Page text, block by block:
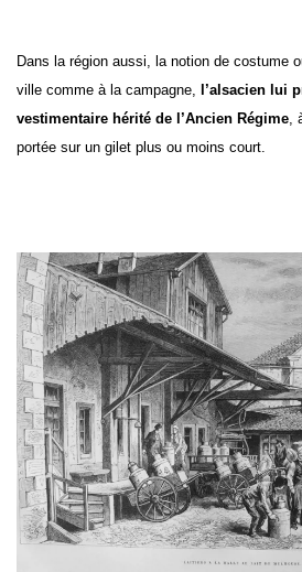
Dans la région aussi, la notion de costume
ville comme à la campagne, l’alsacien lui
vestimentaire hérité de l’Ancien Régime,
portée sur un gilet plus ou moins court.